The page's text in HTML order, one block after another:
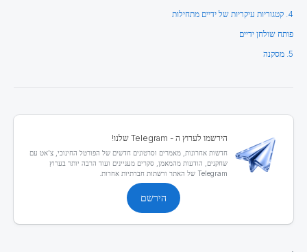
4. קטגוריות עיקריות של ידיים מתחילות
פותח שולחן ידיים
5. מסקנה
הירשמו לערוץ ה - Telegram שלנו!
חדשות אחרונות, מאמרים וסרטונים חדשים של הפורטל החינוכי, צ'אט עם
שחקנים, הודעות מהמאמן, סקרים מעניינים ועוד הרבה יותר בערוץ
Telegram של האתר ורשתות חברתיות אחרות.
הירשם